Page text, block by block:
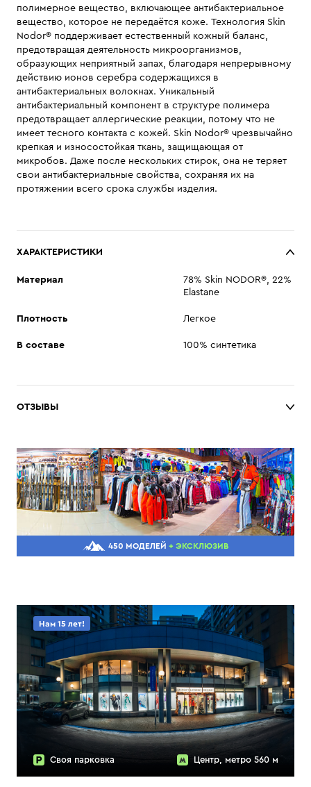
полимерное вещество, включающее антибактериальное
вещество, которое не передаётся коже. Технология Skin
Nodor® поддерживает естественный кожный баланс,
предотвращая деятельность микроорганизмов,
образующих неприятный запах, благодаря непрерывному
действию ионов серебра содержащихся в
антибактериальных волокнах. Уникальный
антибактериальный компонент в структуре полимера
предотвращает аллергические реакции, потому что не
имеет тесного контакта с кожей. Skin Nodor® чрезвычайно
крепкая и износостойкая ткань, защищающая от
микробов. Даже после нескольких стирок, она не теряет
свои антибактериальные свойства, сохраняя их на
протяжении всего срока службы изделия.
ХАРАКТЕРИСТИКИ
Материал
78% Skin NODOR®, 22%
Elastane
Плотность Легкое
В составе 100% синтетика
ОТЗЫВЫ
450 МОДЕЛЕЙ + ЭКСКЛЮЗИВ
Нам 15 лет!
Своя парковка Центр, метро 560 м